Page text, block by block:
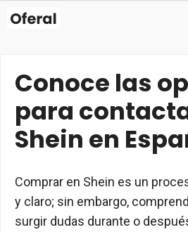
Saltar
Conoce las
para
Shein en
Comprar en Shein es un
y claro; sin embargo,
surgir dudas durante o